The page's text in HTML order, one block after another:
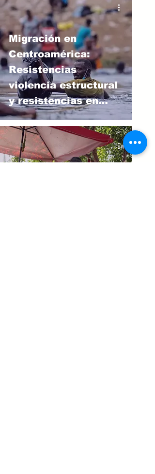
Migración en
Centroamérica:
Resistencias
violencia estructural
y resistencias en
Centroamérica y las
Américas